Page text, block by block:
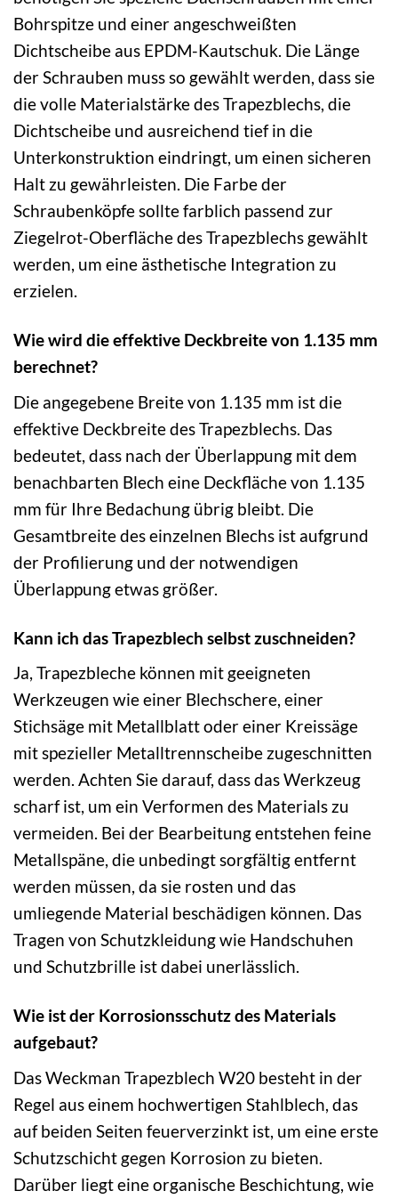
Bohrspitze und einer angeschweißten
Dichtscheibe aus EPDM-Kautschuk. Die Länge
der Schrauben muss so gewählt werden, dass sie
die volle Materialstärke des Trapezblechs, die
Dichtscheibe und ausreichend tief in die
Unterkonstruktion eindringt, um einen sicheren
Halt zu gewährleisten. Die Farbe der
Schraubenköpfe sollte farblich passend zur
Ziegelrot-Oberfläche des Trapezblechs gewählt
werden, um eine ästhetische Integration zu
erzielen.
Wie wird die effektive Deckbreite von 1.135 mm
berechnet?
Die angegebene Breite von 1.135 mm ist die
effektive Deckbreite des Trapezblechs. Das
bedeutet, dass nach der Überlappung mit dem
benachbarten Blech eine Deckfläche von 1.135
mm für Ihre Bedachung übrig bleibt. Die
Gesamtbreite des einzelnen Blechs ist aufgrund
der Profilierung und der notwendigen
Überlappung etwas größer.
Kann ich das Trapezblech selbst zuschneiden?
Ja, Trapezbleche können mit geeigneten
Werkzeugen wie einer Blechschere, einer
Stichsäge mit Metallblatt oder einer Kreissäge
mit spezieller Metalltrennscheibe zugeschnitten
werden. Achten Sie darauf, dass das Werkzeug
scharf ist, um ein Verformen des Materials zu
vermeiden. Bei der Bearbeitung entstehen feine
Metallspäne, die unbedingt sorgfältig entfernt
werden müssen, da sie rosten und das
umliegende Material beschädigen können. Das
Tragen von Schutzkleidung wie Handschuhen
und Schutzbrille ist dabei unerlässlich.
Wie ist der Korrosionsschutz des Materials
aufgebaut?
Das Weckman Trapezblech W20 besteht in der
Regel aus einem hochwertigen Stahlblech, das
auf beiden Seiten feuerverzinkt ist, um eine erste
Schutzschicht gegen Korrosion zu bieten.
Darüber liegt eine organische Beschichtung, wie